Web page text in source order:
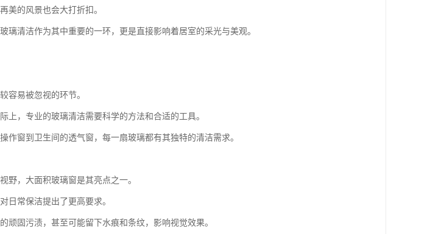
美的风景也会大打折扣。
璃清洁作为其中重要的一环，更是直接影响着居室的采光与美观。
容易被忽视的环节。
上，专业的玻璃清洁需要科学的方法和合适的工具。
作窗到卫生间的透气窗，每一扇玻璃都有其独特的清洁需求。
野，大面积玻璃窗是其亮点之一。
日常保洁提出了更高要求。
顽固污渍，甚至可能留下水痕和条纹，影响视觉效果。